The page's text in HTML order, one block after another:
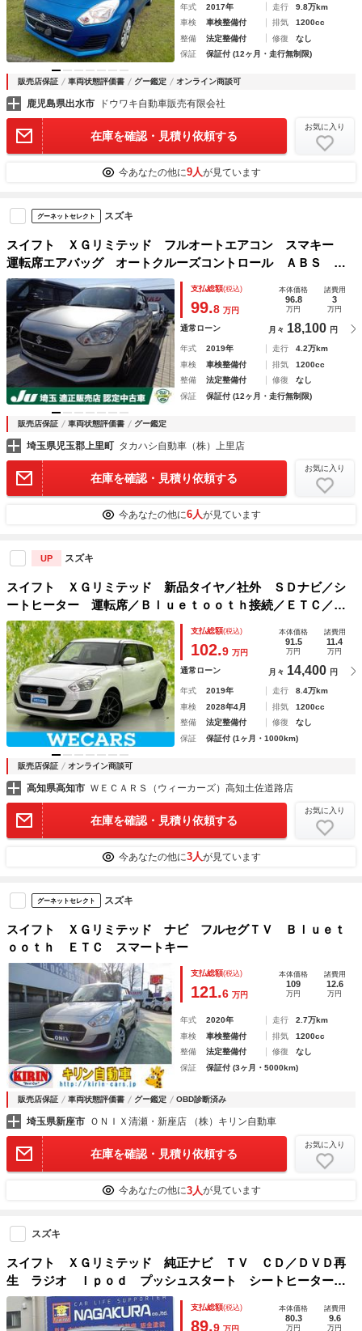
年式 2017年 走行
9.8万km
車検
車検整備付 排気
1200cc
整備
法定整備付 修復
なし
保証
保証付 (12ヶ月・走行無制限)
販売店保証 車両状態評価書 グー鑑定 オンライン商談可
鹿児島県出水市 ドウワキ自動車販売有限会社
在庫を確認・見積り依頼する
お気に入り
今あなたの他に9人が見ています
グーネットセレクト スズキ
スイフト ＸＧリミテッド フルオートエアコン スマキー
運転席エアバッグ オートクルーズコントロール ＡＢＳ オ
ートライト ナビ パワステ メモリーナビ キーレススター
ト シートヒータ パワーウィンドー 緊急ブレーキ Ｒカメ
ラ
支払総額(税込)
99.8 万円
本体価格
96.8
万円
諸費用
3
万円
通常ローン 月々 18,100 円
年式 2019年 走行
4.2万km
車検
車検整備付 排気
1200cc
整備
法定整備付 修復
なし
保証
保証付 (12ヶ月・走行無制限)
販売店保証 車両状態評価書 グー鑑定
埼玉県児玉郡上里町 タカハシ自動車（株）上里店
在庫を確認・見積り依頼する
お気に入り
今あなたの他に6人が見ています
UP スズキ
スイフト ＸＧリミテッド 新品タイヤ／社外 ＳＤナビ／シ
ートヒーター 運転席／Ｂｌｕｅｔｏｏｔｈ接続／ＥＴＣ／フ
ルセグＴＶ／ＤＶＤ／アルミホイール 社外 １６インチ／エ
ンジンスタートボタン／オートエアコン／ＵＶカットガラス
支払総額(税込)
102.9 万円
本体価格
91.5
万円
諸費用
11.4
万円
通常ローン 月々 14,400 円
年式 2019年 走行
8.4万km
車検
2028年4月 排気
1200cc
整備
法定整備付 修復
なし
保証
保証付 (1ヶ月・1000km)
販売店保証 オンライン商談可
高知県高知市 ＷＥＣＡＲＳ（ウィーカーズ）高知土佐道路店
在庫を確認・見積り依頼する
お気に入り
今あなたの他に3人が見ています
グーネットセレクト スズキ
スイフト ＸＧリミテッド ナビ フルセグＴＶ Ｂｌｕｅｔ
ｏｏｔｈ ＥＴＣ スマートキー
支払総額(税込)
121.6 万円
本体価格
109
万円
諸費用
12.6
万円
年式 2020年 走行
2.7万km
車検
車検整備付 排気
1200cc
整備
法定整備付 修復
なし
保証
保証付 (3ヶ月・5000km)
販売店保証 車両状態評価書 グー鑑定 OBD診断済み
埼玉県新座市 ＯＮＩＸ清瀬・新座店 （株）キリン自動車
在庫を確認・見積り依頼する
お気に入り
今あなたの他に3人が見ています
スズキ
スイフト ＸＧリミテッド 純正ナビ ＴＶ ＣＤ／ＤＶＤ再
生 ラジオ Ｉｐｏｄ プッシュスタート シートヒーター
社外アルミホイール 電動格納ミラー ＣＶＴ
支払総額(税込)
89.9 万円
本体価格
80.3
万円
諸費用
9.6
万円